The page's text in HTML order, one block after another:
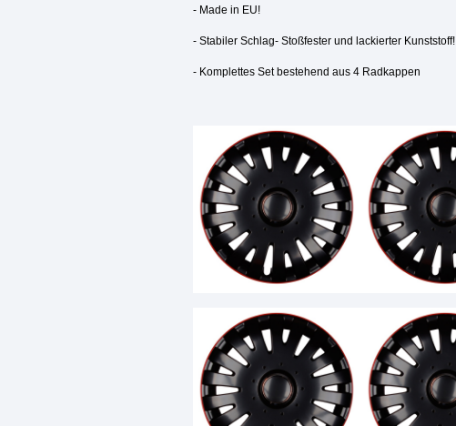
- Made in EU!
- Stabiler Schlag- Stoßfester und lackierter Kunststoff!
- Komplettes Set bestehend aus 4 Radkappen